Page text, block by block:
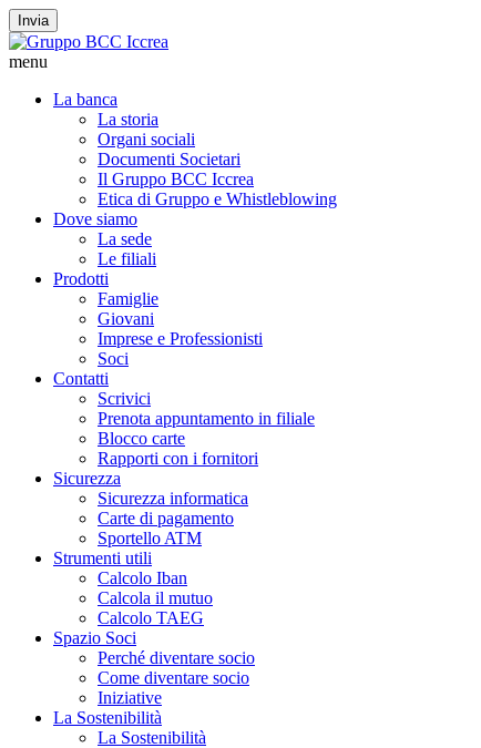
Invia
menu
La banca
La storia
Organi sociali
Documenti Societari
Il Gruppo BCC Iccrea
Etica di Gruppo e Whistleblowing
Dove siamo
La sede
Le filiali
Prodotti
Famiglie
Giovani
Imprese e Professionisti
Soci
Contatti
Scrivici
Prenota appuntamento in filiale
Blocco carte
Rapporti con i fornitori
Sicurezza
Sicurezza informatica
Carte di pagamento
Sportello ATM
Strumenti utili
Calcolo Iban
Calcola il mutuo
Calcolo TAEG
Spazio Soci
Perché diventare socio
Come diventare socio
Iniziative
La Sostenibilità
La Sostenibilità